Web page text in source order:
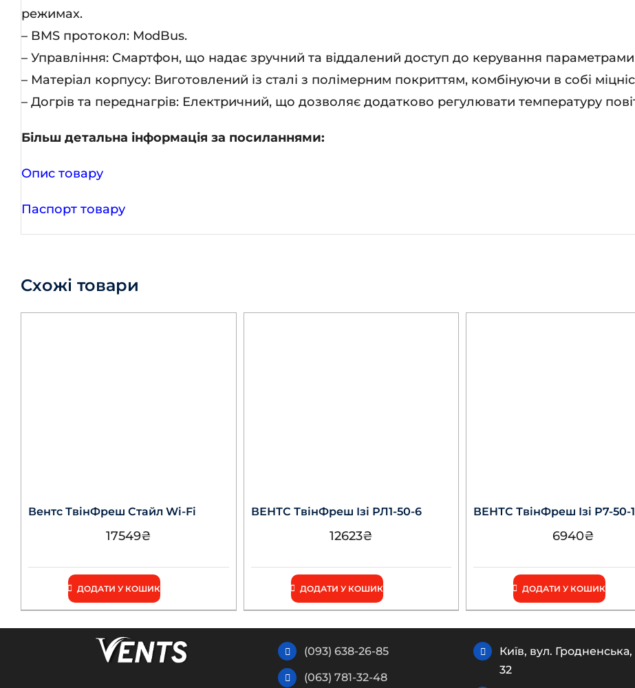
режимах.
– BMS протокол: ModBus.
– Управління: Смартфон, що надає зручний та віддалений доступ до керування
– Матеріал корпусу: Виготовлений із сталі з полімерним покриттям, комбінуючи в собі
– Догрів та переднагрів: Електричний, що дозволяє додатково регулювати температуру
Більш детальна інформація за посиланнями:
Опис товару
Паспорт товару
Схожі товари
Вентс ТвінФреш Стайл Wi-Fi
17549₴
ДОДАТИ У КОШИК
ВЕНТС ТвінФреш Ізі РЛ1-50-6
12623₴
ДОДАТИ У КОШИК
ВЕНТС ТвінФреш Ізі Р7-50-
6940₴
ДОДАТИ У КОШИК
(093) 638-26-85
(063) 781-32-48
Київ, вул. Гродненська,
32